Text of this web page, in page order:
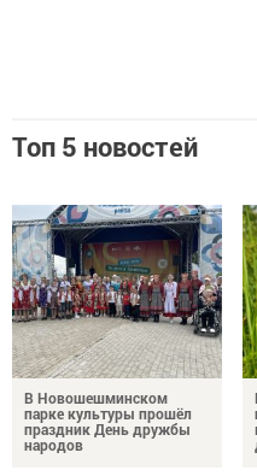
Топ 5 новостей
В Новошешминском
парке культуры прошёл
праздник День дружбы
народов